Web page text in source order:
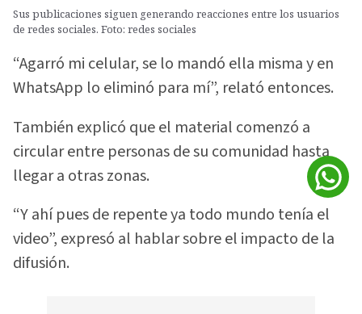
Sus publicaciones siguen generando reacciones entre los usuarios
de redes sociales. Foto: redes sociales
“Agarró mi celular, se lo mandó ella misma y en
WhatsApp lo eliminó para mí”, relató entonces.
También explicó que el material comenzó a
circular entre personas de su comunidad hasta
llegar a otras zonas.
“Y ahí pues de repente ya todo mundo tenía el
video”, expresó al hablar sobre el impacto de la
difusión.